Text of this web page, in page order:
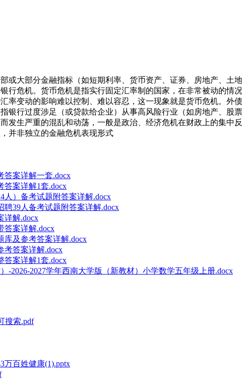
或大部分金融指标（如短期利率、货币资产、证券、房地产、
行危机。货币危机是指实行固定汇率制的国家，在非常被动的情
率变动的影响难以控制、难以容忍，这一现象就是货币危机。外
银行过度涉足（或贷款给企业）从事高风险行业（如房地产、股
发生严重的混乱和动荡，一般是政治、经济危机在财政上的集中
并非独立的金融危机表现形式
答案详解一套.docx
答案详解1套.docx
人）备考试题附答案详解.docx
39人备考试题附答案详解.docx
详解.docx
答案详解.docx
库及参考答案详解.docx
考答案详解.docx
答案详解1套.docx
-2026-2027学年西南大学版（新教材）小学数学五年级上册.docx
搜索.pdf
百姓健康(1).pptx